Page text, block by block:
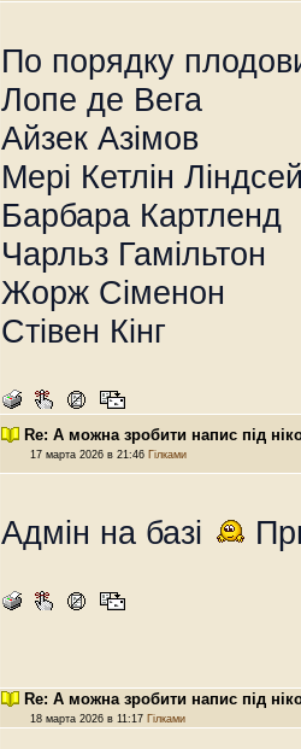
По порядку
Лопе де Вега
Айзек Азімов
Мері Кетлін
Барбара Картленд
Чарльз Гамільтон
Жорж Сіменон
Стівен Кінг
Re: А можна зробити напис під
17 марта 2026 в 21:46 Гілками
Адмін на базі
Re: А можна зробити напис під
18 марта 2026 в 11:17 Гілками